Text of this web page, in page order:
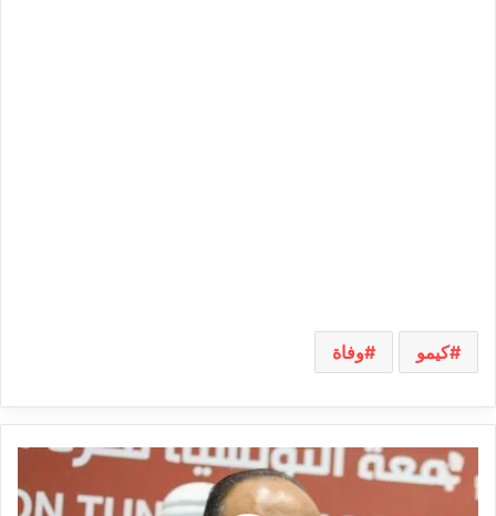
كيمو وفاة
النجم
الساحلي:
حمادي